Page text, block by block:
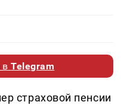
вTelegram
страховой пенсии